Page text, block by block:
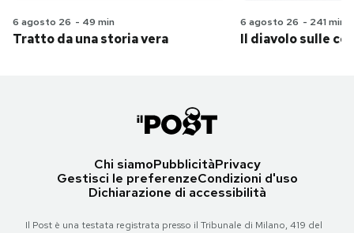
6 agosto 26 - 49 min
Tratto da una storia vera
6 agosto 26 - 241 min
Il diavolo sulle
Chi siamoPubblicitàPrivacy
Gestisci le preferenzeCondizioni d'uso
Dichiarazione di accessibilità
Il Post è una testata registrata presso il Tribunale di Milano, 419 del